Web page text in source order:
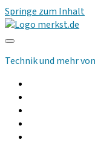
Springe zum Inhalt
merkst.de
Technik und mehr